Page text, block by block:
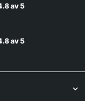
av 5
av 5